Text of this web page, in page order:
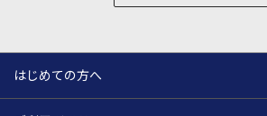
はじめての方へ